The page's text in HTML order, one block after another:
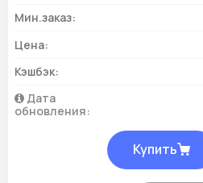
Мин.заказ:
Цена:
Кэшбэк:
Дата
обновления:
Купить